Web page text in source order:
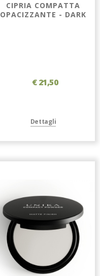
CIPRIA COMPATTA
OPACIZZANTE - DARK
€ 21,50
Dettagli